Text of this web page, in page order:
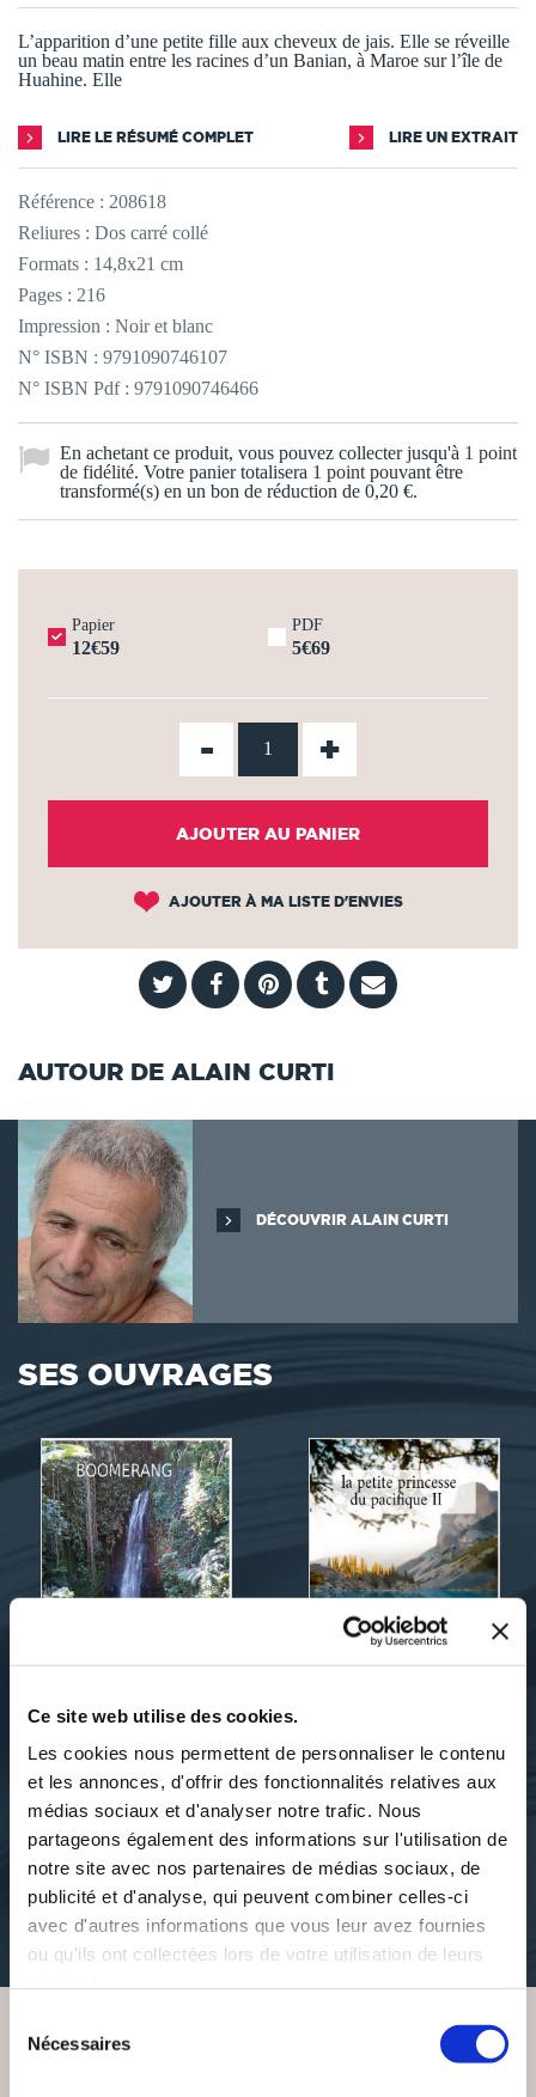
Ce site web utilise des cookies.
Les cookies nous permettent de personnaliser le contenu
et les annonces, d'offrir des fonctionnalités relatives aux
médias sociaux et d'analyser notre trafic. Nous
partageons également des informations sur l'utilisation de
notre site avec nos partenaires de médias sociaux, de
publicité et d'analyse, qui peuvent combiner celles-ci
avec d'autres informations que vous leur avez fournies
ou qu'ils ont collectées lors de votre utilisation de leurs
Nécessaires
L’apparition d’une petite fille aux cheveux de jais. Elle se réveille
un beau matin entre les racines d’un Banian, à Maroe sur l’île de
Huahine. Elle
LIRE LE RÉSUMÉ COMPLET LIRE UN EXTRAIT
Référence : 208618
Reliures : Dos carré collé
Formats : 14,8x21 cm
Pages : 216
Impression : Noir et blanc
N° ISBN : 9791090746107
N° ISBN Pdf : 9791090746466
En achetant ce produit, vous pouvez collecter jusqu'à 1 point
de fidélité. Votre panier totalisera 1 point pouvant être
transformé(s) en un bon de réduction de 0,20 €.
Papier
12€59
PDF
5€69
- +
AJOUTER AU PANIER
AJOUTER À MA LISTE D'ENVIES
AUTOUR DE ALAIN CURTI
DÉCOUVRIR ALAIN CURTI
SES OUVRAGES
Alain CURTI
BOOMERANG
action-aventure
15€00
DU PACIFIQUE II
contes-legendes
14€00